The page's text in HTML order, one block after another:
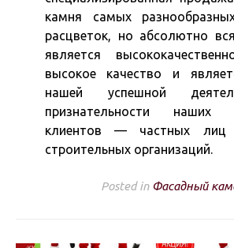
камня самых
расцветок, но абсолютно
является
высокое качество и
нашей успешной
признательности наших
клиентов — частных лиц
строительных организаций.
Posted in Фасадный